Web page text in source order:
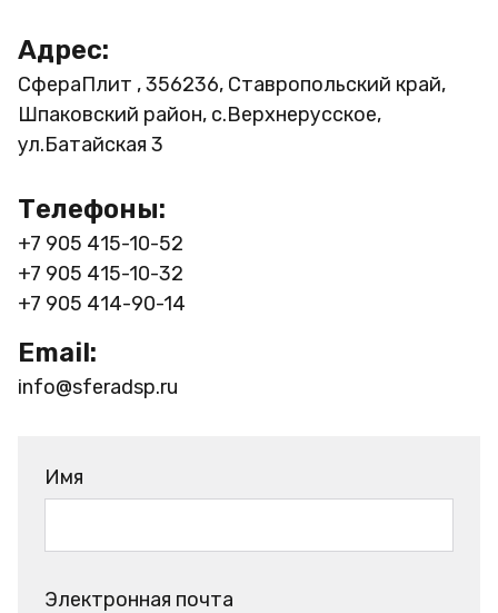
Адрес:
СфераПлит , 356236, Ставропольский край,
Шпаковский район, с.Верхнерусское,
ул.Батайская 3
Телефоны:
+7 905 415-10-52
+7 905 415-10-32
+7 905 414-90-14
Email:
info@sferadsp.ru
Имя
Электронная почта